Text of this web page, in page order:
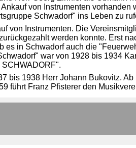
von Instrumenten vorhanden
Schwadorf" ins Leben zu
von Instrumenten. Die
werden konnte. Erst
in Schwadorf auch die
war von 1928 bis 1934
bis 1938 Herr Johann Bukovitz. Ab
führt Franz Pfisterer den